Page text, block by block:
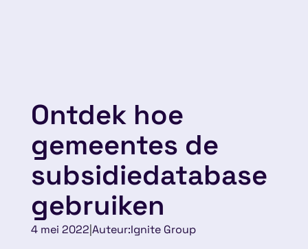
Ontdek hoe
gemeentes de
subsidiedatabase
gebruiken
4 mei 2022 Auteur:Ignite Group